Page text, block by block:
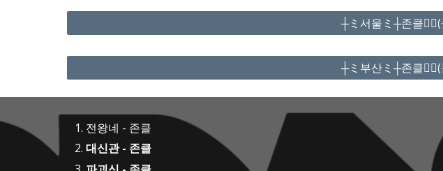
┼ミ서울ミ┼존클
┼ミ부산ミ┼존클
전왕네 - 존클
대신관 - 존클